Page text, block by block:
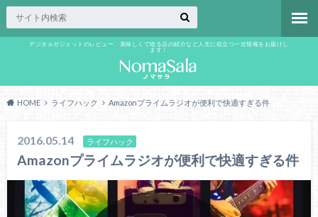
デジタルガジェットのレビュー、美味しくて唸る店の紹介など人生に役立つ一次情報をお届けし
ます！
HOME ライフハック Amazonプライムラジオが便利で快適すぎる件
2016.05.14 ライフハック
Amazonプライムラジオが便利で快適すぎる件